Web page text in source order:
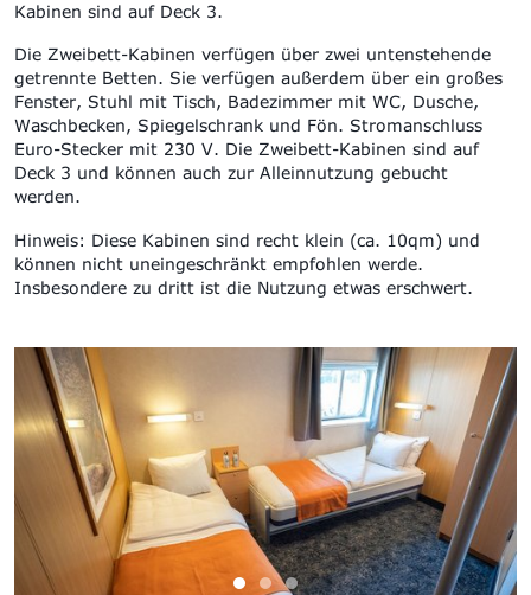
Kabinen sind auf Deck 3.
Die Zweibett-Kabinen verfügen über zwei untenstehende
getrennte Betten. Sie verfügen außerdem über ein großes
Fenster, Stuhl mit Tisch, Badezimmer mit WC, Dusche,
Waschbecken, Spiegelschrank und Fön. Stromanschluss
Euro-Stecker mit 230 V. Die Zweibett-Kabinen sind auf
Deck 3 und können auch zur Alleinnutzung gebucht
werden.
Hinweis: Diese Kabinen sind recht klein (ca. 10qm) und
können nicht uneingeschränkt empfohlen werde.
Insbesondere zu dritt ist die Nutzung etwas erschwert.